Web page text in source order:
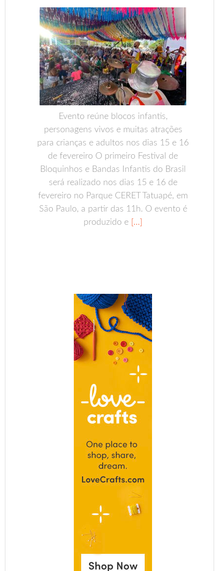
Evento reúne blocos infantis,
personagens vivos e muitas atrações
para crianças e adultos nos dias 15 e 16
de fevereiro O primeiro Festival de
Bloquinhos e Bandas Infantis do Brasil
será realizado nos dias 15 e 16 de
fevereiro no Parque CERET Tatuapé, em
São Paulo, a partir das 11h. O evento é
produzido e […]